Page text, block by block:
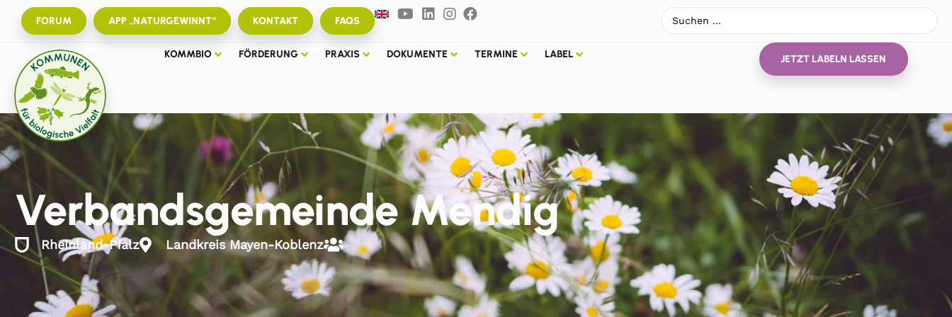
FORUM APP „NATURGEWINNT“ KONTAKT FAQS
KOMMBIO FÖRDERUNG PRAXIS DOKUMENTE TERMINE LABEL JETZT LABELN LASSEN
Verbandsgemeinde Mendig
Rheinland-Pfalz Landkreis Mayen-Koblenz